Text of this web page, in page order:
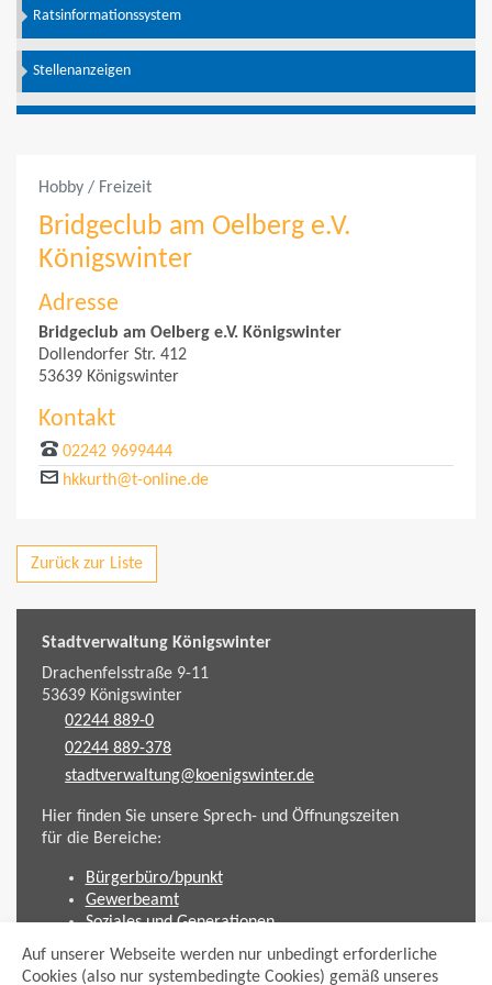
Auf unserer Webseite werden nur unbedingt erforderliche
Cookies (also nur systembedingte Cookies) gemäß unseres
Ratsinformationssystem
Stellenanzeigen
Hobby / Freizeit
Bridgeclub am Oelberg e.V.
Königswinter
Adresse
Bridgeclub am Oelberg e.V. Königswinter
Dollendorfer Str. 412
53639 Königswinter
Kontakt
02242 9699444
hkkurth@t-online.de
Zurück zur Liste
Stadtverwaltung Königswinter
Drachenfelsstraße 9-11
53639Königswinter
02244 889-0
02244 889-378
stadtverwaltung@koenigswinter.de
Hier finden Sie unsere Sprech- und Öffnungszeiten
für die Bereiche:
Bürgerbüro/bpunkt
Gewerbeamt
Soziales und Generationen
Standesamt
Friedhofsverwaltung